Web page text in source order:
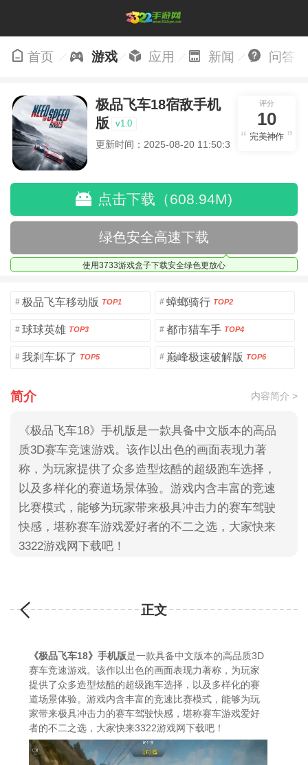
首页 游戏 应用 新闻 问答
极品飞车18宿敌手机
版
v1.0
更新时间：2025-08-20 11:50:31
评分
10
完美神作
点击下载（608.94M)
绿色安全高速下载
使用3733游戏盒子下载安全绿色更放心
# 极品飞车移动版 TOP1 # 蟑螂骑行 TOP2
# 球球英雄 TOP3 # 都市猎车手 TOP4
# 我刹车坏了 TOP5 # 巅峰极速破解版 TOP6
简介 内容简介 >
《极品飞车18》手机版是一款具备中文版本的高品
质3D赛车竞速游戏。该作以出色的画面表现力著
称，为玩家提供了众多造型炫酷的超级跑车选择，
以及多样化的赛道场景体验。游戏内含丰富的竞速
比赛模式，能够为玩家带来极具冲击力的赛车驾驶
快感，堪称赛车游戏爱好者的不二之选，大家快来
3322游戏网下载吧！
正文
《极品飞车18》手机版是一款具备中文版本的高品质3D
赛车竞速游戏。该作以出色的画面表现力著称，为玩家
提供了众多造型炫酷的超级跑车选择，以及多样化的赛
道场景体验。游戏内含丰富的竞速比赛模式，能够为玩
家带来极具冲击力的赛车驾驶快感，堪称赛车游戏爱好
者的不二之选，大家快来3322游戏网下载吧！